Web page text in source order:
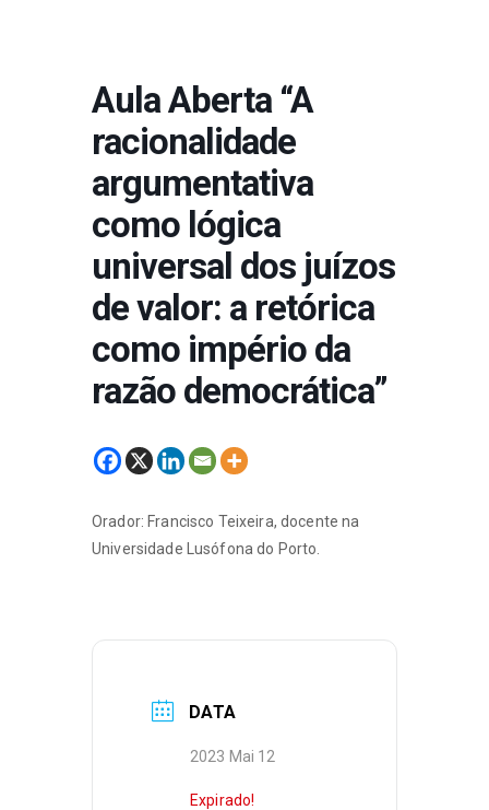
Aula Aberta “A
racionalidade
argumentativa
como lógica
universal dos juízos
de valor: a retórica
como império da
razão democrática”
Orador: Francisco Teixeira, docente na
Universidade Lusófona do Porto.
DATA
2023 Mai 12
Expirado!